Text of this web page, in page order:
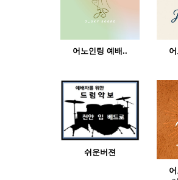
어노인팅 예배..
쉬운버젼